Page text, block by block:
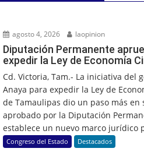
agosto 4, 2026 laopinion
Diputación Permanente
expedir la Ley de Economía
Cd. Victoria, Tam.- La iniciativa del
Anaya para expedir la Ley de
de Tamaulipas dio un paso más en
aprobado por la Diputación
establece un nuevo marco jurídico
Congreso del Estado Destacados